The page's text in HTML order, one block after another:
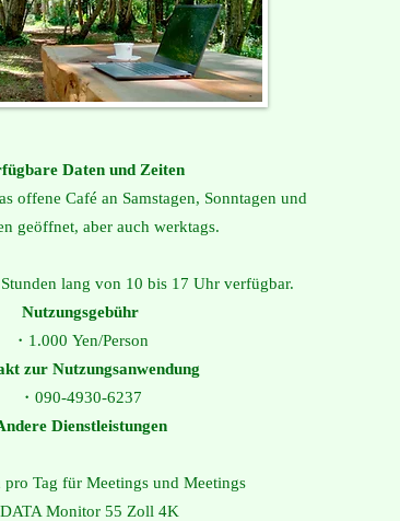
Daten und Zeiten
offene Café an Samstagen, Sonntagen und
geöffnet, aber auch werktags.
Stunden lang von 10 bis 17 Uhr verfügbar.
Nutzungsgebühr
・1.000 Yen/Person
zur Nutzungsanwendung
・090-4930-6237
Dienstleistungen
pro Tag für Meetings und Meetings
Monitor 55 Zoll 4K